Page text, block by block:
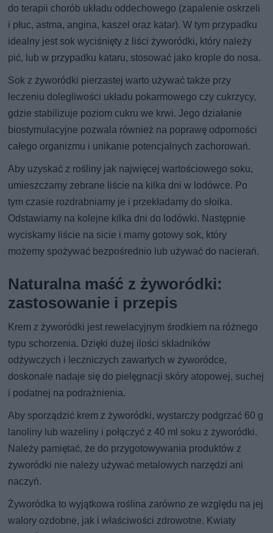
do terapii chorób układu oddechowego (zapalenie oskrzeli
i płuc, astma, angina, kaszel oraz katar). W tym przypadku
idealny jest sok wyciśnięty z liści żyworódki, który należy
pić, lub w przypadku kataru, stosować jako krople do nosa.
Sok z żyworódki pierzastej warto używać także przy
leczeniu dolegliwości układu pokarmowego czy cukrzycy,
gdzie stabilizuje poziom cukru we krwi. Jego działanie
biostymulacyjne pozwala również na poprawę odporności
całego organizmu i unikanie potencjalnych zachorowań.
Aby uzyskać z rośliny jak najwięcej wartościowego soku,
umieszczamy zebrane liście na kilka dni w lodówce. Po
tym czasie rozdrabniamy je i przekładamy do słoika.
Odstawiamy na kolejne kilka dni do lodówki. Następnie
wyciskamy liście na sicie i mamy gotowy sok, który
możemy spożywać bezpośrednio lub używać do nacierań.
Naturalna maść z żyworódki:
zastosowanie i przepis
Krem z żyworódki jest rewelacyjnym środkiem na różnego
typu schorzenia. Dzięki dużej ilości składników
odżywczych i leczniczych zawartych w żyworódce,
doskonale nadaje się do pielęgnacji skóry atopowej, suchej
i podatnej na podrażnienia.
Aby sporządzić krem z żyworódki, wystarczy podgrzać 60 g
lanoliny lub wazeliny i połączyć z 40 ml soku z żyworódki.
Należy pamiętać, że do przygotowywania produktów z
żyworódki nie należy używać metalowych narzędzi ani
naczyń.
Żyworódka to wyjątkowa roślina zarówno ze względu na jej
walory ozdobne, jak i właściwości zdrowotne. Kwiaty